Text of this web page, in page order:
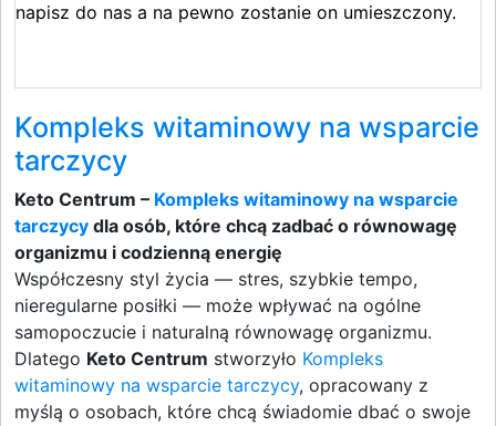
napisz do nas a na pewno zostanie on umieszczony.
Kompleks witaminowy na wsparcie
tarczycy
Keto Centrum – Kompleks witaminowy na wsparcie
tarczycy dla osób, które chcą zadbać o równowagę
organizmu i codzienną energię
Współczesny styl życia — stres, szybkie tempo,
nieregularne posiłki — może wpływać na ogólne
samopoczucie i naturalną równowagę organizmu.
Dlatego Keto Centrum stworzyło Kompleks
witaminowy na wsparcie tarczycy, opracowany z
myślą o osobach, które chcą świadomie dbać o swoje